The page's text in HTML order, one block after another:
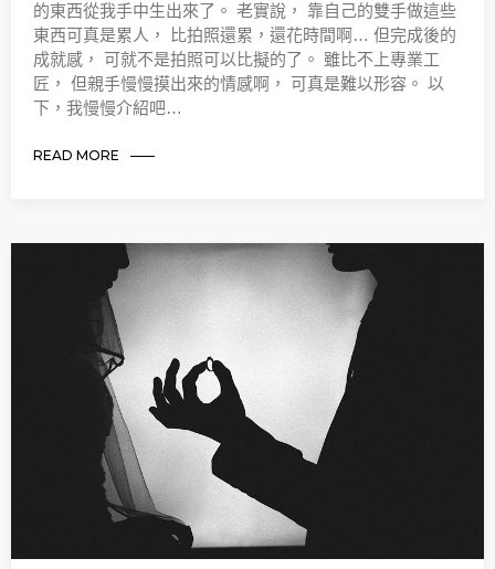
的東西從我手中生出來了。 老實說， 靠自己的雙手做這些
東西可真是累人， 比拍照還累，還花時間啊… 但完成後的
成就感， 可就不是拍照可以比擬的了。 雖比不上專業工
匠， 但親手慢慢摸出來的情感啊， 可真是難以形容。 以
下，我慢慢介紹吧…
READ MORE